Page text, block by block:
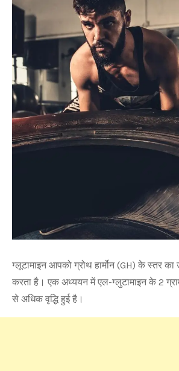
ग्लूटामाइन आपको ग्रोथ हार्मोन (GH) के स्तर
करता है। एक अध्ययन में एल-ग्लुटामाइन के 2
से अधिक वृद्धि हुई है।